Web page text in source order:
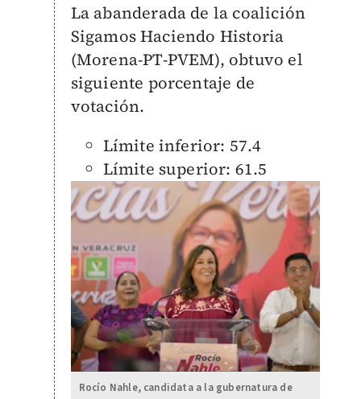
La abanderada de la coalición
Sigamos Haciendo Historia
(Morena-PT-PVEM), obtuvo el
siguiente porcentaje de
votación.
Límite inferior: 57.4
Límite superior: 61.5
Rocío Nahle, candidata a la gubernatura de